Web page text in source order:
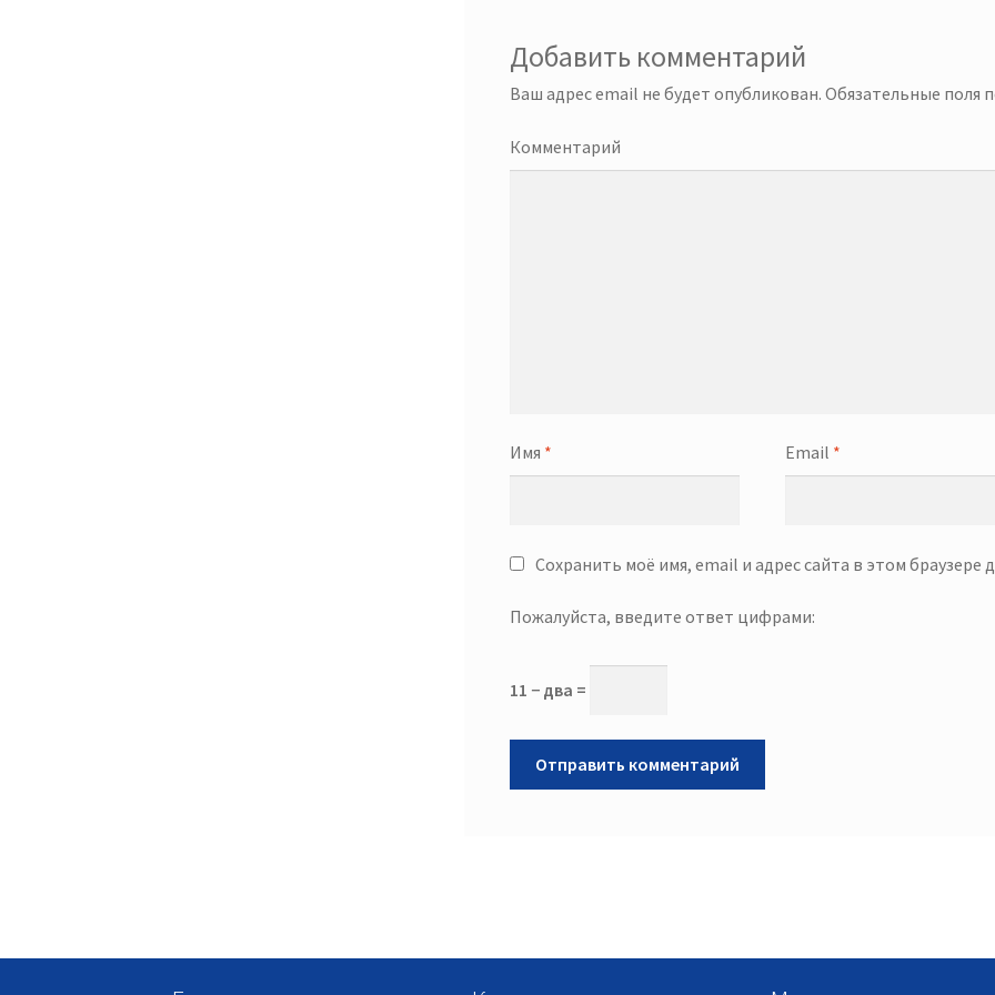
Добавить комментарий
Ваш адрес email не будет опубликован. Обязательные поля
Комментарий
Имя * Email *
Сохранить моё имя, email и адрес сайта в этом
Пожалуйста, введите ответ цифрами:
11 − два =